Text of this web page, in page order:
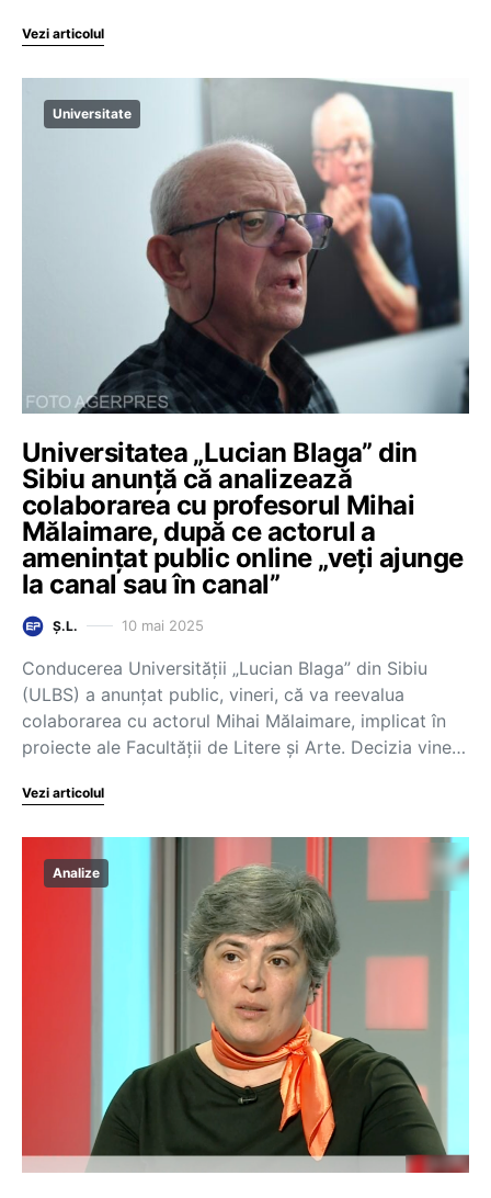
Vezi articolul
Universitate
Universitatea „Lucian Blaga” din
Sibiu anunță că analizează
colaborarea cu profesorul Mihai
Mălaimare, după ce actorul a
amenințat public online „veți ajunge
la canal sau în canal”
Ș.L. 10 mai 2025
Conducerea Universității „Lucian Blaga” din Sibiu
(ULBS) a anunțat public, vineri, că va reevalua
colaborarea cu actorul Mihai Mălaimare, implicat în
proiecte ale Facultății de Litere și Arte. Decizia vine…
Vezi articolul
Analize